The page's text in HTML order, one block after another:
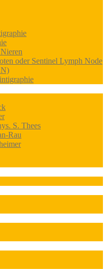
oder Sentinel Lymph Node
S. Thees
Rau